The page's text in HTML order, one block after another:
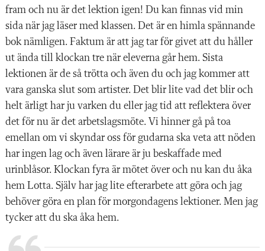
fram och nu är det lektion igen! Du kan finnas vid min
sida när jag läser med klassen. Det är en himla spännande
bok nämligen. Faktum är att jag tar för givet att du håller
ut ända till klockan tre när eleverna går hem. Sista
lektionen är de så trötta och även du och jag kommer att
vara ganska slut som artister. Det blir lite vad det blir och
helt ärligt har ju varken du eller jag tid att reflektera över
det för nu är det arbetslagsmöte. Vi hinner gå på toa
emellan om vi skyndar oss för gudarna ska veta att nöden
har ingen lag och även lärare är ju beskaffade med
urinblåsor. Klockan fyra är mötet över och nu kan du åka
hem Lotta. Själv har jag lite efterarbete att göra och jag
behöver göra en plan för morgondagens lektioner. Men jag
tycker att du ska åka hem.